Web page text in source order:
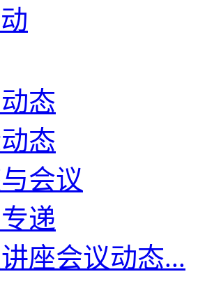
态
态
会议
递
座会议动态...